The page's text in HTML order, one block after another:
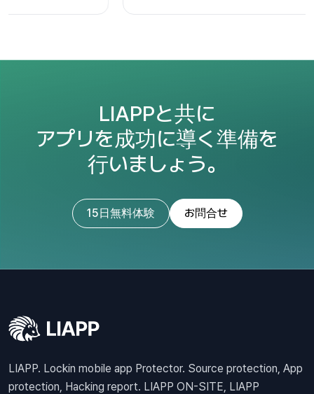
LIAPPと共に
アプリを成功に導く準備を
行いましょう。
15日無料体験 お問合せ
LIAPP. Lockin mobile app Protector. Source protection, App
protection, Hacking report. LIAPP ON-SITE, LIAPP